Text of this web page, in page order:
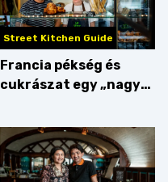
Street Kitchen Guide
Francia pékség és
cukrászat egy „nagy